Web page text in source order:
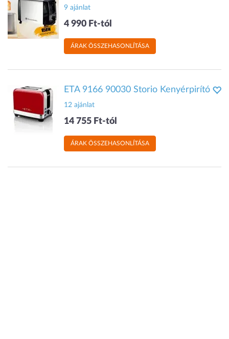
9 ajánlat
4 990 Ft-tól
ÁRAK ÖSSZEHASONLÍTÁSA
ETA 9166 90030 Storio Kenyérpirító
12 ajánlat
14 755 Ft-tól
ÁRAK ÖSSZEHASONLÍTÁSA